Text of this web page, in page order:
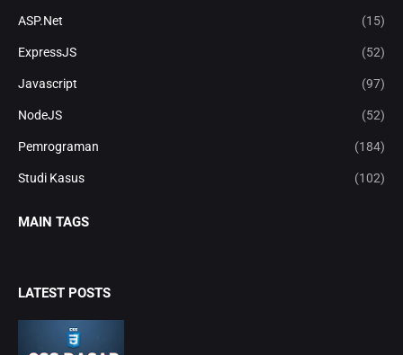
ASP.Net (15)
ExpressJS (52)
Javascript (97)
NodeJS (52)
Pemrograman (184)
Studi Kasus (102)
MAIN TAGS
LATEST POSTS